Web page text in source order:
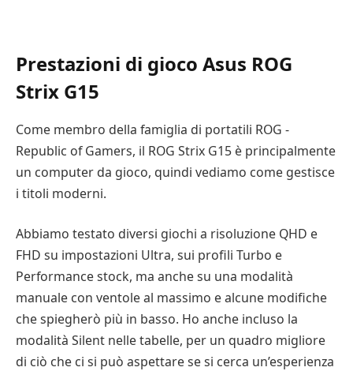
Prestazioni di gioco Asus ROG
Strix G15
Come membro della famiglia di portatili ROG -
Republic of Gamers, il ROG Strix G15 è principalmente
un computer da gioco, quindi vediamo come gestisce
i titoli moderni.
Abbiamo testato diversi giochi a risoluzione QHD e
FHD su impostazioni Ultra, sui profili Turbo e
Performance stock, ma anche su una modalità
manuale con ventole al massimo e alcune modifiche
che spiegherò più in basso. Ho anche incluso la
modalità Silent nelle tabelle, per un quadro migliore
di ciò che ci si può aspettare se si cerca un’esperienza